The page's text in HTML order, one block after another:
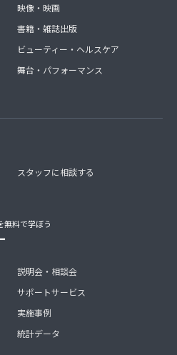
映像・映画
書籍・雑誌出版
ビューティー・ヘルスケア
舞台・パフォーマンス
スタッフに相談する
無料で学ぼう
説明会・相談会
サポートサービス
実施事例
統計データ